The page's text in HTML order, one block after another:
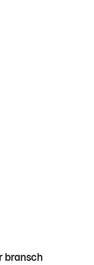
bransch